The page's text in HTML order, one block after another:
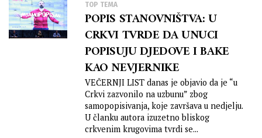
TOP TEMA
POPIS STANOVNIŠTVA: U
CRKVI TVRDE DA UNUCI
POPISUJU DJEDOVE I BAKE
KAO NEVJERNIKE
VEČERNJI LIST danas je objavio da je “u
Crkvi zazvonilo na uzbunu” zbog
samopopisivanja, koje završava u nedjelju.
U članku autora izuzetno bliskog
crkvenim krugovima tvrdi se...